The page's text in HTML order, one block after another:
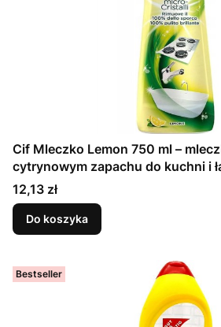
Cif Mleczko Lemon 750 ml –
cytrynowym zapachu do kuchni i
Cena
12,13 zł
Do koszyka
Bestseller